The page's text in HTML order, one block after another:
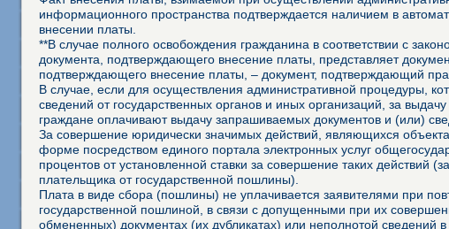
информационного пространства подтверждается наличием в
внесении платы.
**В случае полного освобождения гражданина в соответствии с
документа, подтверждающего внесение платы, представляет
подтверждающего внесение платы, – документ, подтверждающий
В случае, если для осуществления административной процедуры,
сведений от государственных органов и иных организаций, за
граждане оплачивают выдачу запрашиваемых документов и (или)
За совершение юридически значимых действий, являющихся
форме посредством единого портала электронных услуг
процентов от установленной ставки за совершение таких
плательщика от государственной пошлины).
Плата в виде сбора (пошлины) не уплачивается заявителями при
государственной пошлиной, в связи с допущенными при их
обмененных) документах (их дубликатах) или неполнотой сведений